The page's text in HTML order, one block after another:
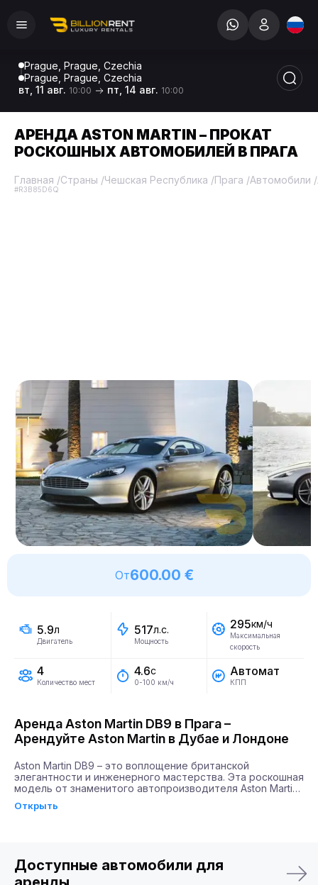
Prague, Prague, Czechia
Prague, Prague, Czechia
вт, 11 авг. 10:00 пт, 14 авг. 10:00
АРЕНДА ASTON MARTIN – ПРОКАТ
РОСКОШНЫХ АВТОМОБИЛЕЙ В ПРАГА
Главная /Страны /Чешская Республика /Прага /Автомобили /
#R3B85D6Q
От600.00 €
5.9л
Двигатель
517л.с.
Мощность
295км/ч
Максимальная
скорость
4
Количество мест
4.6с
0-100 км/ч
Автомат
КПП
Аренда Aston Martin DB9 в Прага –
Арендуйте Aston Martin в Дубае и Лондоне
Aston Martin DB9 – это воплощение британской
элегантности и инженерного мастерства. Эта роскошная
модель от знаменитого автопроизводителя Aston Martin
автолюбителей по всему миру. Благодаря мощности
Почему именно Billion Rent?
Открыть
Доступные автомобили для